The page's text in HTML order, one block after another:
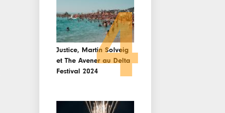
Justice, Martin Solveig
et The Avener au Delta
Festival 20244